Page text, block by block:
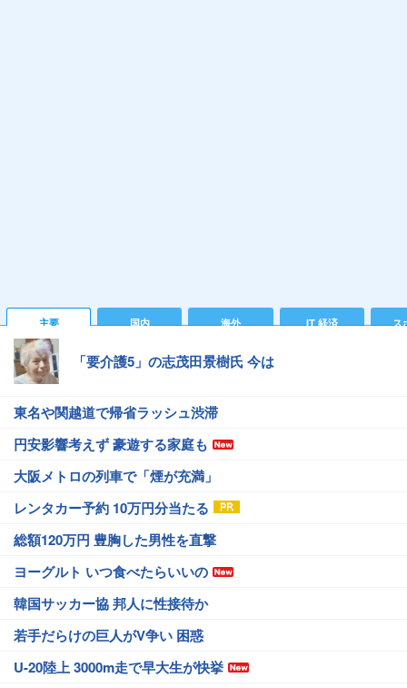
主要 国内 海外 IT 経済 ス
「要介護5」の志茂田景樹氏 今は
東名や関越道で帰省ラッシュ渋滞
円安影響考えず 豪遊する家庭も
大阪メトロの列車で「煙が充満」
レンタカー予約 10万円分当たる
総額120万円 豊胸した男性を直撃
ヨーグルト いつ食べたらいいの
韓国サッカー協 邦人に性接待か
若手だらけの巨人がV争い 困惑
U-20陸上 3000m走で早大生が快挙